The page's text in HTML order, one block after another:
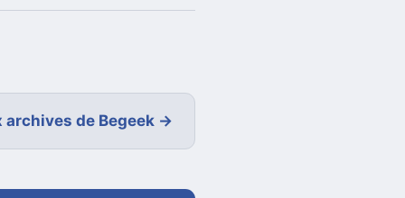
archives de Begeek →